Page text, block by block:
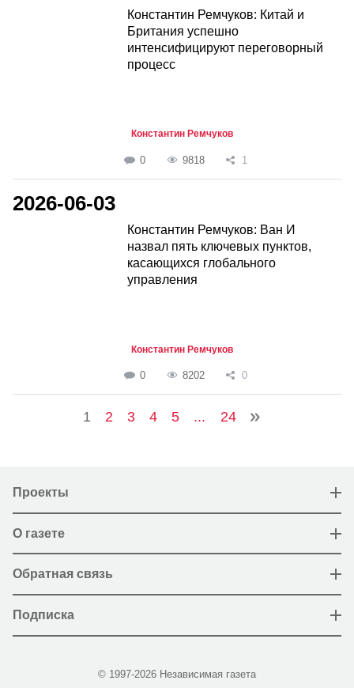
Константин Ремчуков: Китай и
Британия успешно
интенсифицируют переговорный
процесс
Константин Ремчуков
0 9818 1
2026-06-03
Константин Ремчуков: Ван И
назвал пять ключевых пунктов,
касающихся глобального
управления
Константин Ремчуков
0 8202 0
1 2 3 4 5 ... 24
Проекты
О газете
Обратная связь
Подписка
© 1997-2026 Независимая газета